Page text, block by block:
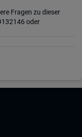
Fragen zu dieser
oder